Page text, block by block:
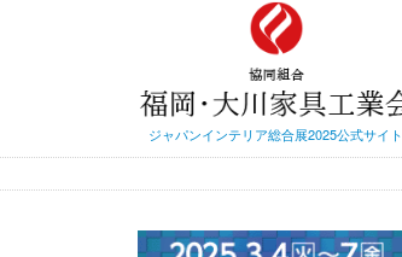
ジャパンインテリア総合展2025公式サイト